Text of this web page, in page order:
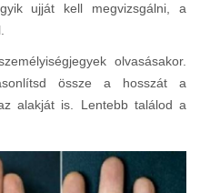
ujját kell megvizsgálni, a
olvasásakor.
össze a hosszát a
alakját is. Lentebb találod a